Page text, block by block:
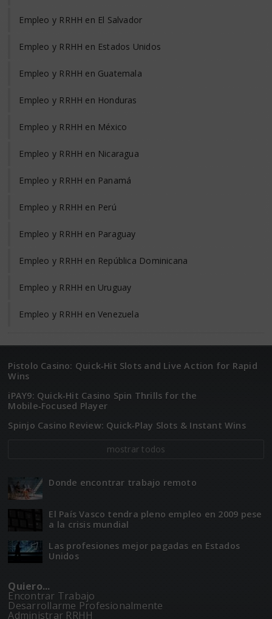
Empleo y RRHH en El Salvador
Empleo y RRHH en Estados Unidos
Empleo y RRHH en Guatemala
Empleo y RRHH en Honduras
Empleo y RRHH en México
Empleo y RRHH en Nicaragua
Empleo y RRHH en Panamá
Empleo y RRHH en Perú
Empleo y RRHH en Paraguay
Empleo y RRHH en República Dominicana
Empleo y RRHH en Uruguay
Empleo y RRHH en Venezuela
Pistolo Casino: Quick‑Hit Slots and Live Action for Rapid
Wins
iPAY9: Quick‑Hit Casino Spin Thrills for the
Mobile‑Focused Player
Spinjo Casino Review: Quick‑Play Slots & Instant Wins
mostrar todos
Donde encontrar trabajo remoto
El Paí­­s Vasco tendra pleno empleo en 2009 pese
a la crisis mundial
Las profesiones mejor pagadas en Estados
Unidos
Quiero...
Encontrar Trabajo
Desarrollarme Profesionalmente
Administrar RRHH